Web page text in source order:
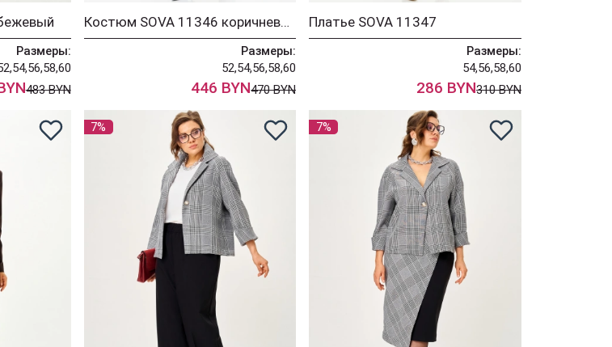
Размеры:
483 BYN
Костюм SOVA 11346 коричневый
Размеры:
52,54,56,58,60
446 BYN470 BYN
Платье SOVA 11347
Размеры:
54,56,58,60
286 BYN310 BYN
7% 7%